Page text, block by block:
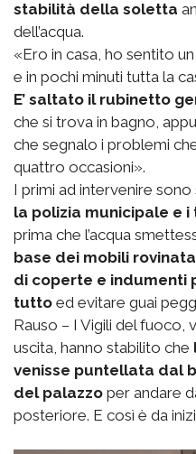
stabilità della soletta
dell’acqua.
«Ero in casa, ho sentito
e in pochi minuti tutta la
E’ saltato il rubinetto
che si trova in bagno,
che segnalo i problemi
quattro occasioni».
I primi ad intervenire sono
la polizia municipale e i
prima che l’acqua
base dei mobili
di coperte e indumenti
tutto ed evitare guai
Rauso – I Vigili del fuoco,
uscita, hanno stabilito che
venisse puntellata dal
del palazzo per andare
posteriore. E così è da